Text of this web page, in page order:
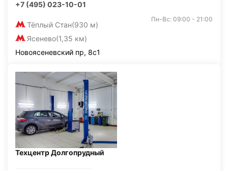
+7 (495) 023-10-01
Тёплый Стан(930 м)
Ясенево(1,35 км)
Пн-Вс: 09:00 - 21:00
Новоясеневский пр, 8с1
Техцентр Долгопрудный